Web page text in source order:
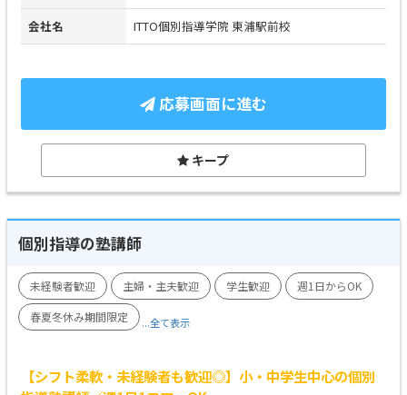
会社名 ITTO個別指導学院 東浦駅前校
応募画面に進む
キープ
個別指導の塾講師
未経験者歓迎 主婦・主夫歓迎 学生歓迎
週1日からOK
春夏冬休み期間限定
...全て表示
【シフト柔軟・未経験者も歓迎◎】小・中学生中心の個別